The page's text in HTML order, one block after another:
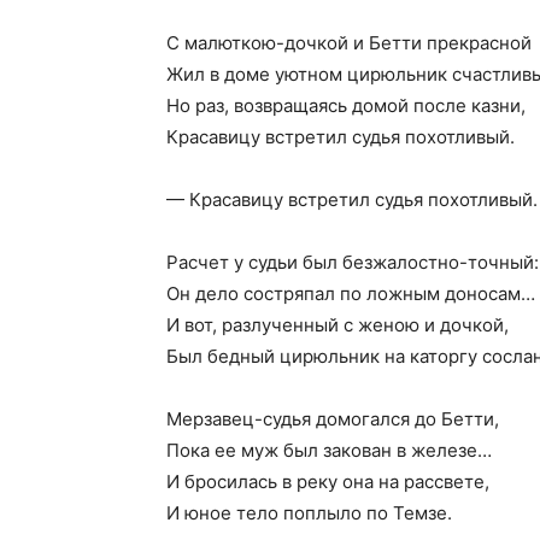
С малюткою-дочкой и Бетти прекрасной
Жил в доме уютном цирюльник
Но раз, возвращаясь домой после казни,
Красавицу встретил судья похотливый.
— Красавицу встретил судья похотливый.
Расчет у судьи был безжалостно-точный:
Он дело состряпал по ложным доносам…
И вот, разлученный с женою и дочкой,
Был бедный цирюльник на каторгу
Мерзавец-судья домогался до Бетти,
Пока ее муж был закован в железе…
И бросилась в реку она на рассвете,
И юное тело поплыло по Темзе.